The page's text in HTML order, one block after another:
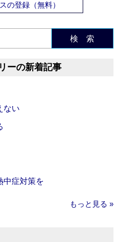
の登録（無料）
検 索
ーの新着記事
ない
中症対策を
もっと見る »